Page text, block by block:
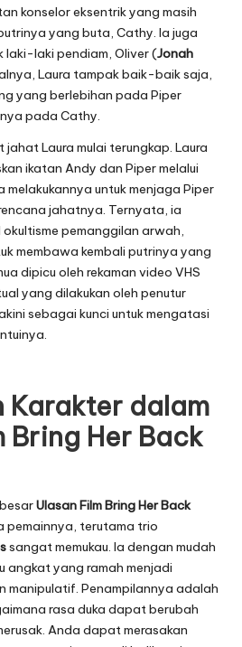
konselor eksentrik yang masih
yang buta, Cathy. Ia juga
laki-laki pendiam, Oliver (Jonah
Laura tampak baik-baik saja,
yang berlebihan pada Piper
pada Cathy.
jahat Laura mulai terungkap. Laura
ikatan Andy dan Piper melalui
melakukannya untuk menjaga Piper
jahatnya. Ternyata, ia
pemanggilan arwah,
membawa kembali putrinya yang
dipicu oleh rekaman video VHS
yang dilakukan oleh penutur
sebagai kunci untuk mengatasi
Karakter dalam
Bring Her Back
Ulasan Film Bring Her Back
pemainnya, terutama trio
sangat memukau. Ia dengan mudah
angkat yang ramah menjadi
manipulatif. Penampilannya adalah
rasa duka dapat berubah
Anda dapat merasakan